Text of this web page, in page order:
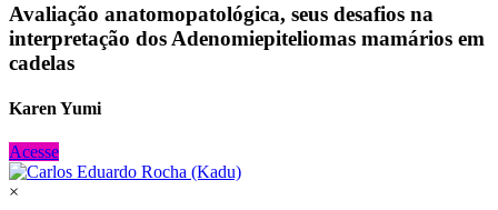
Avaliação anatomopatológica, seus desafios na
interpretação dos Adenomiepiteliomas mamários em
cadelas
Karen Yumi
Acesse
×